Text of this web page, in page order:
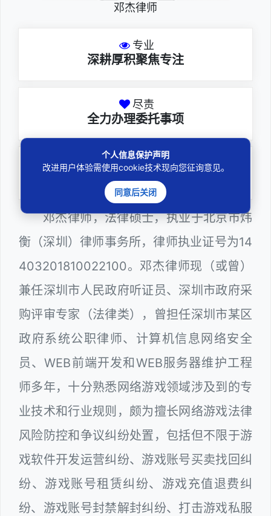
邓杰律师
专业
深耕厚积聚焦专注
尽责
全力办理委托事项
务实
扎实维护合法权益
邓杰律师，法律硕士，执业于北京市炜
衡（深圳）律师事务所，律师执业证号为14
403201810022100。邓杰律师现（或曾）
兼任深圳市人民政府听证员、深圳市政府采
购评审专家（法律类），曾担任深圳市某区
政府系统公职律师、计算机信息网络安全
员、WEB前端开发和WEB服务器维护工程
师多年，十分熟悉网络游戏领域涉及到的专
业技术和行业规则，颇为擅长网络游戏法律
风险防控和争议纠纷处置，包括但不限于游
戏软件开发运营纠纷、游戏账号买卖找回纠
纷、游戏账号租赁纠纷、游戏充值退费纠
纷、游戏账号封禁解封纠纷、打击游戏私服
个人信息保护声明
改进用户体验需使用cookie技术现向您征询意见。
同意后关闭